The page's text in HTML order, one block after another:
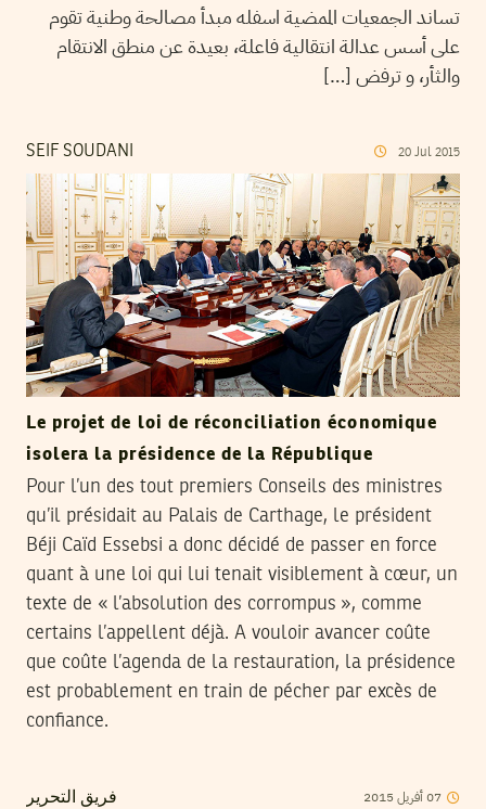
تساند الجمعيات الممضية اسفله مبدأ مصالحة وطنية تقوم
على أسس عدالة انتقالية فاعلة، بعيدة عن منطق الانتقام
والثأر، و ترفض […]
SEIF SOUDANI 20 Jul 2015
Le projet de loi de réconciliation économique
isolera la présidence de la République
Pour l’un des tout premiers Conseils des ministres
qu’il présidait au Palais de Carthage, le président
Béji Caïd Essebsi a donc décidé de passer en force
quant à une loi qui lui tenait visiblement à cœur, un
texte de « l’absolution des corrompus », comme
certains l’appellent déjà. A vouloir avancer coûte
que coûte l’agenda de la restauration, la présidence
est probablement en train de pécher par excès de
confiance.
فريق التحرير 07أفريل 2015